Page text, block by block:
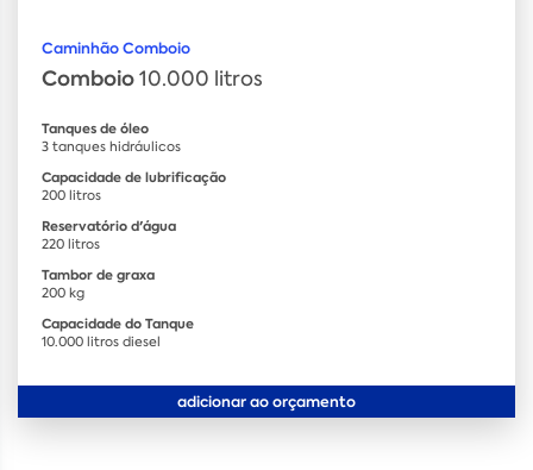
Caminhão Comboio
Comboio10.000 litros
Tanques de óleo
3 tanques hidráulicos
Capacidade de lubrificação
200 litros
Reservatório d'água
220 litros
Tambor de graxa
200 kg
Capacidade do Tanque
10.000 litros diesel
adicionar ao orçamento